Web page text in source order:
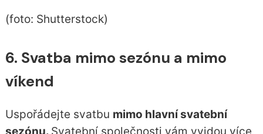
(foto: Shutterstock)
6. Svatba mimo sezónu a mimo
víkend
Uspořádejte svatbu mimo hlavní svatební
sezónu. Svatební společnosti vám vyjdou více